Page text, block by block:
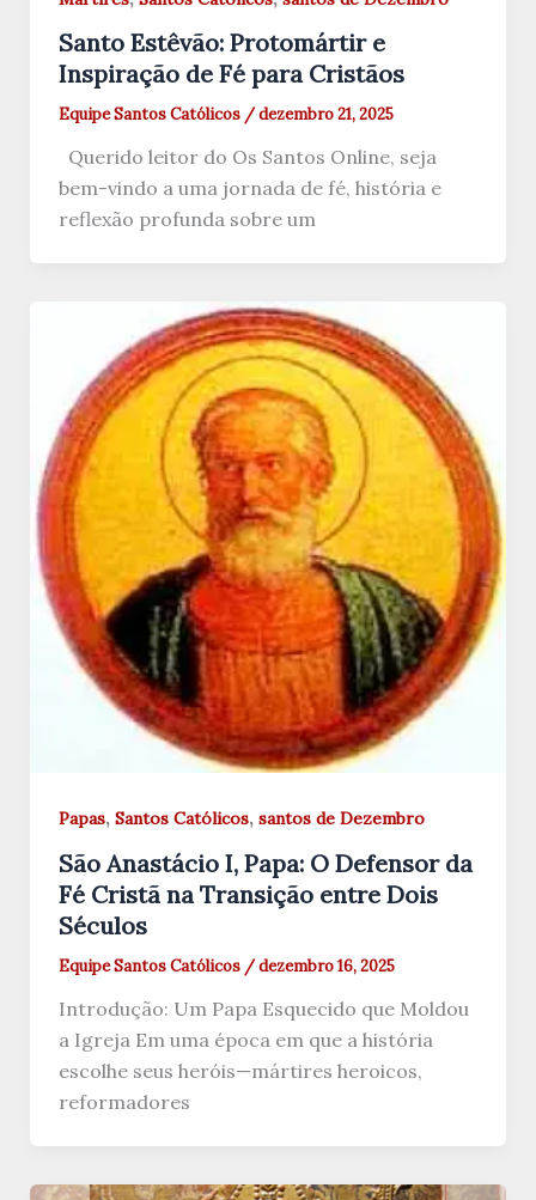
Santo Estêvão: Protomártir e
Inspiração de Fé para Cristãos
Equipe Santos Católicos /dezembro 21, 2025
Querido leitor do Os Santos Online, seja
bem-vindo a uma jornada de fé, história e
reflexão profunda sobre um
Papas, Santos Católicos, santos de Dezembro
São Anastácio I, Papa: O Defensor da
Fé Cristã na Transição entre Dois
Séculos
Equipe Santos Católicos /dezembro 16, 2025
Introdução: Um Papa Esquecido que Moldou
a Igreja Em uma época em que a história
escolhe seus heróis—mártires heroicos,
reformadores